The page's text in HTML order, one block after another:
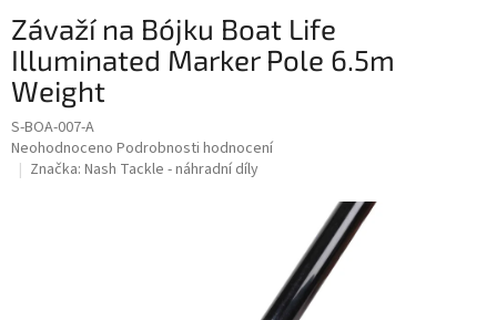
Závaží na Bójku Boat Life
Illuminated Marker Pole 6.5m
Weight
S-BOA-007-A
Průměrné
hodnocení
Neohodnoceno Podrobnosti hodnocení
Značka: Nash Tackle - náhradní díly